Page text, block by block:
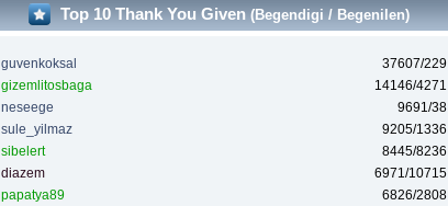
Top 10 Thank You Given(Begendigi / Begenilen)
guvenkoksal
37607/229
gizemlitosbaga
14146/4271
neseege
9691/38
sule_yilmaz
9205/1336
sibelert
8445/8236
diazem
6971/10715
papatya89
6826/2808